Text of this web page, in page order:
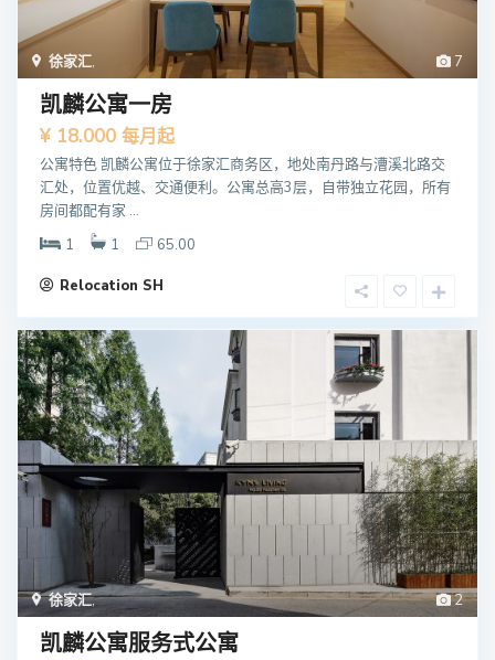
7
徐家汇,
凯麟公寓一房
¥ 18.000 每月起
公寓特色 凯麟公寓位于徐家汇商务区，地处南丹路与漕溪北路交
汇处，位置优越、交通便利。公寓总高3层，自带独立花园，所有
房间都配有家 ...
1
1 65.00
Relocation SH
2
徐家汇,
凯麟公寓服务式公寓